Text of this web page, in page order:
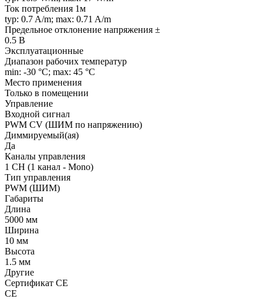
Ток потребления 1м
typ: 0.7 A/m; max: 0.71 A/m
Предельное отклонение напряжения ±
0.5 В
Эксплуатационные
Диапазон рабочих температур
min: -30 °C; max: 45 °C
Место применения
Только в помещении
Управление
Входной сигнал
PWM СV (ШИМ по напряжению)
Диммируемый(ая)
Да
Каналы управления
1 CH (1 канал - Mono)
Тип управления
PWM (ШИМ)
Габариты
Длина
5000 мм
Ширина
10 мм
Высота
1.5 мм
Другие
Сертификат CE
CE